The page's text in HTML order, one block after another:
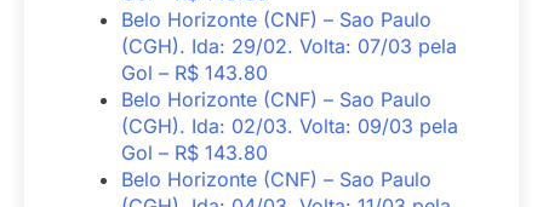
Belo Horizonte (CNF) – Sao Paulo
(CGH). Ida: 29/02. Volta: 07/03 pela
Gol – R$ 143.80
Belo Horizonte (CNF) – Sao Paulo
(CGH). Ida: 02/03. Volta: 09/03 pela
Gol – R$ 143.80
Belo Horizonte (CNF) – Sao Paulo